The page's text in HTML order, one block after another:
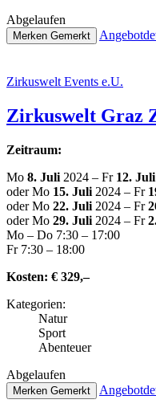
Abge­lau­fen
Merken Gemerkt
Zir­kus­welt Events e.U.
Zir­kus­welt Graz
Zeitraum:
Mo 8. Juli 2024 – Fr 12. Juli
oder Mo 15. Juli 2024 – Fr
oder Mo 22. Juli 2024 – Fr
oder Mo 29. Juli 2024 – Fr
Mo – Do 7:30 – 17:00
Fr 7:30 – 18:00
Kosten: € 329,–
Kate­go­rien:
Natur
Sport
Abenteuer
Abge­lau­fen
Merken Gemerkt